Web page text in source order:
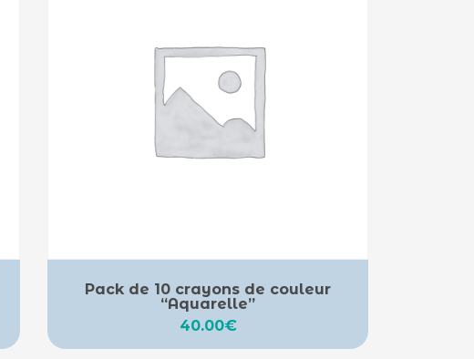
Pack de 10 crayons de couleur
“Aquarelle”
40.00€